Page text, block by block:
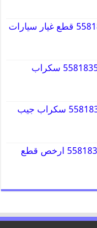
قطع غيار كيا 55818355 قطع غيار سيارات
قطع غيار باجيرو 55818355 سكراب
قطع غيار جيب 55818355 سكراب جيب
قطع غيار دودج 55818355 ارخص قطع